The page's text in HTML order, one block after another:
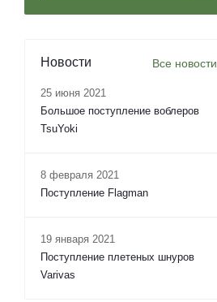
Новости Все новости
25 июня 2021
Большое поступление воблеров
TsuYoki
8 февраля 2021
Поступление Flagman
19 января 2021
Поступление плетеных шнуров
Varivas